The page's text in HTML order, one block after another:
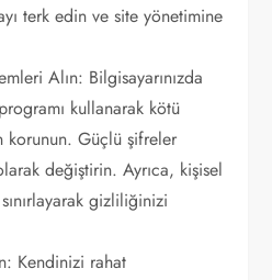
terk edin ve site yönetimine
Alın: Bilgisayarınızda
kullanarak kötü
korunun. Güçlü şifreler
değiştirin. Ayrıca, kişisel
gizliliğinizi
Kendinizi rahat